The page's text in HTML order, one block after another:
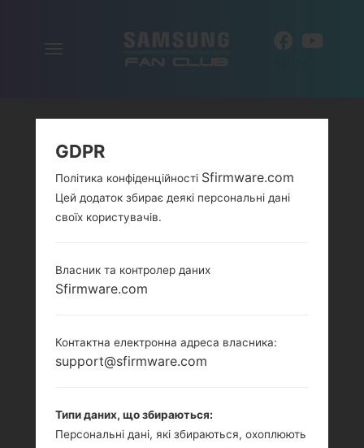
GDPR
Політика конфіденційності Sfirmware.com
Цей додаток збирає деякі персональні дані
своїх користувачів.
Власник та контролер даних
Sfirmware.com
Контактна електронна адреса власника:
support@sfirmware.com
Типи даних, що збираються:
Персональні дані, які збираються, охоплюють